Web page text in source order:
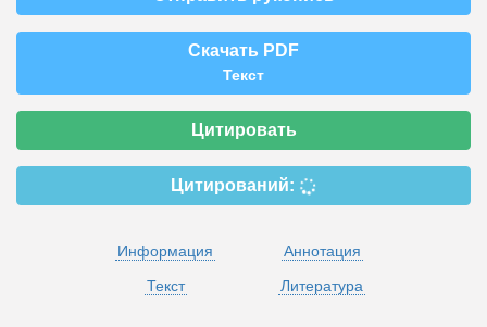
Скачать PDF
Текст
Цитировать
Цитирований:
Информация
Аннотация
Текст
Литература